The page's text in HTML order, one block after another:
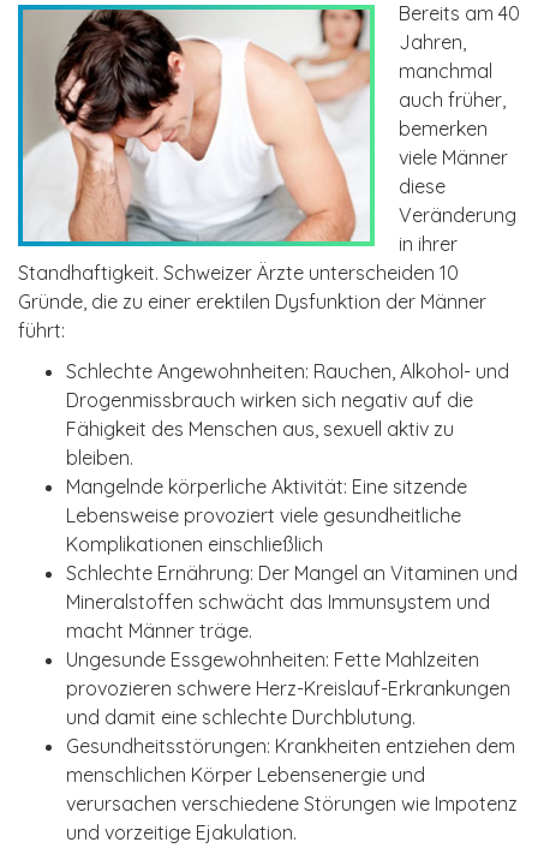
Bereits am 40
Jahren,
manchmal
auch früher,
bemerken
viele Männer
diese
Veränderung
in ihrer
Standhaftigkeit. Schweizer Ärzte unterscheiden 10
Gründe, die zu einer erektilen Dysfunktion der Männer
führt:
Schlechte Angewohnheiten: Rauchen, Alkohol- und
Drogenmissbrauch wirken sich negativ auf die
Fähigkeit des Menschen aus, sexuell aktiv zu
bleiben.
Mangelnde körperliche Aktivität: Eine sitzende
Lebensweise provoziert viele gesundheitliche
Komplikationen einschließlich
Schlechte Ernährung: Der Mangel an Vitaminen und
Mineralstoffen schwächt das Immunsystem und
macht Männer träge.
Ungesunde Essgewohnheiten: Fette Mahlzeiten
provozieren schwere Herz-Kreislauf-Erkrankungen
und damit eine schlechte Durchblutung.
Gesundheitsstörungen: Krankheiten entziehen dem
menschlichen Körper Lebensenergie und
verursachen verschiedene Störungen wie Impotenz
und vorzeitige Ejakulation.